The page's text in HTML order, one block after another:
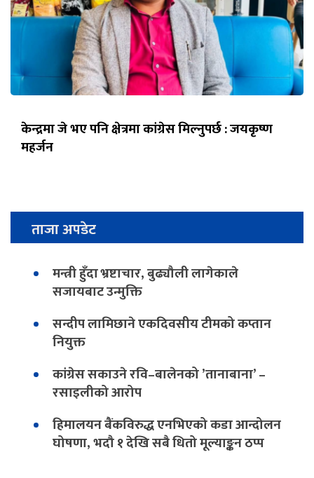
केन्द्रमा जे भए पनि क्षेत्रमा कांग्रेस मिल्नुपर्छ : जयकृष्ण
महर्जन
ताजा अपडेट
मन्त्री हुँदा भ्रष्टाचार, बुढ्यौली लागेकाले
सजायबाट उन्मुक्ति
सन्दीप लामिछाने एकदिवसीय टीमको कप्तान
नियुक्त
कांग्रेस सकाउने रवि–बालेनको ’तानाबाना’ –
रसाइलीको आरोप
हिमालयन बैंकविरुद्ध एनभिएको कडा आन्दोलन
घोषणा, भदौ १ देखि सबै धितो मूल्याङ्कन ठप्प